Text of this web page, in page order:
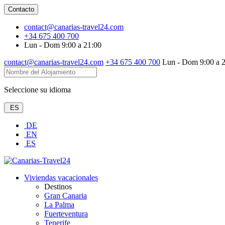
Contacto
contact@canarias-travel24.com
+34 675 400 700
Lun - Dom 9:00 a 21:00
contact@canarias-travel24.com +34 675 400 700 Lun - Dom 9:00 a
Seleccione su idioma
ES
DE
EN
ES
Viviendas vacacionales
Destinos
Gran Canaria
La Palma
Fuerteventura
Tenerife